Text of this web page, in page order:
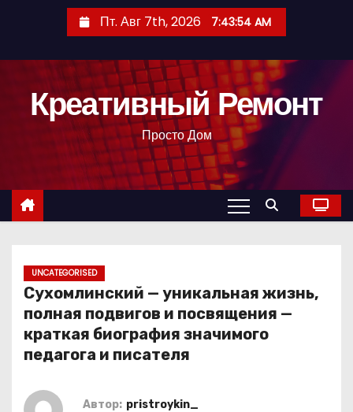
с
Пт. Авг 7th, 2026 7:43:55 AM
Креативный Ремонт
Просто Дом
UNCATEGORISED
Сухомлинский — уникальная жизнь,
полная подвигов и посвящения —
краткая биография значимого
педагога и писателя
Автор: pristroykin_